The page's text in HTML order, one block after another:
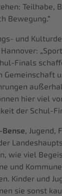
Teilhabe,
Bewegung.“
und
Finals
Gemeinschaft
hier viel
der Schul-
, Jugend,
wie viel
und
Kinder und
sie sonst